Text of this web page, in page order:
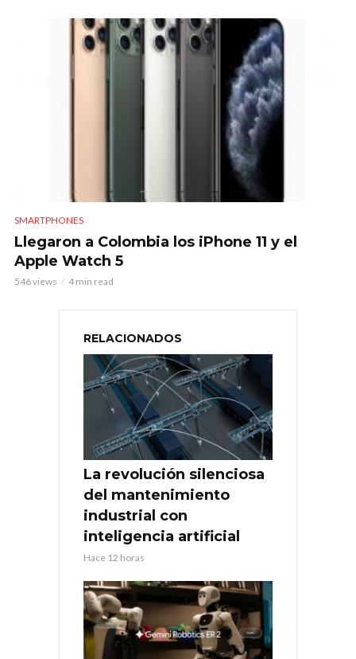
SMARTPHONES
Llegaron a Colombia los iPhone 11 y el
Apple Watch 5
546 views 4 min read
RELACIONADOS
La revolución silenciosa
del mantenimiento
industrial con
inteligencia artificial
Hace 12 horas